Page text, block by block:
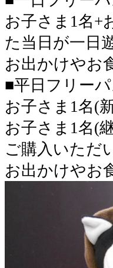
お子さま1名+
た当日が一日
お出かけやお
■平日フリーパ
お子さま1名(
お子さま1名(
ご購入いただ
お出かけやお